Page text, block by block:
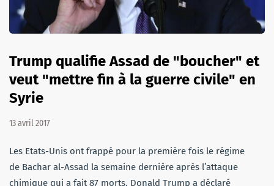
Trump qualifie Assad de "boucher" et
veut "mettre fin à la guerre civile" en
Syrie
13 avril 2017
Les Etats-Unis ont frappé pour la première fois le régime
de Bachar al-Assad la semaine dernière après l’attaque
chimique qui a fait 87 morts. Donald Trump a déclaré